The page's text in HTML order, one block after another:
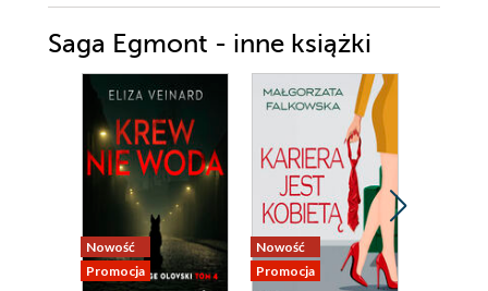
Saga Egmont - inne książki
Nowość
Promocja
Nowość
Promocja